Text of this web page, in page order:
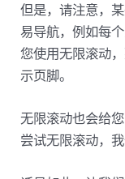
但是，请注意，
易导航，例如每
您使用无限滚动
示页脚。
无限滚动也会给
尝试无限滚动，